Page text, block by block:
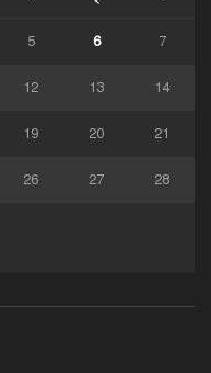
5 6 7
12 13 14
19 20 21
26 27 28